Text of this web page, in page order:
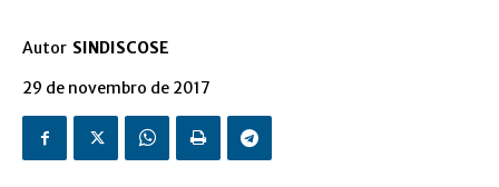
Autor SINDISCOSE
29 de novembro de 2017